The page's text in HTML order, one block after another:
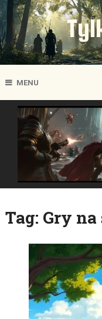
MENU
Tag: Gry